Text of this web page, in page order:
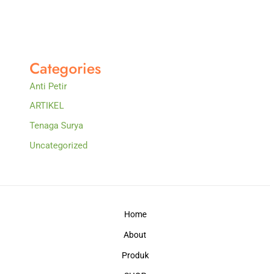
Categories
Anti Petir
ARTIKEL
Tenaga Surya
Uncategorized
Home
About
Produk